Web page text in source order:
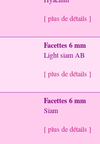
[ plus de détails ]
Facettes 6 mm
Light siam AB
[ plus de détails ]
Facettes 6 mm
Siam
[ plus de détails ]